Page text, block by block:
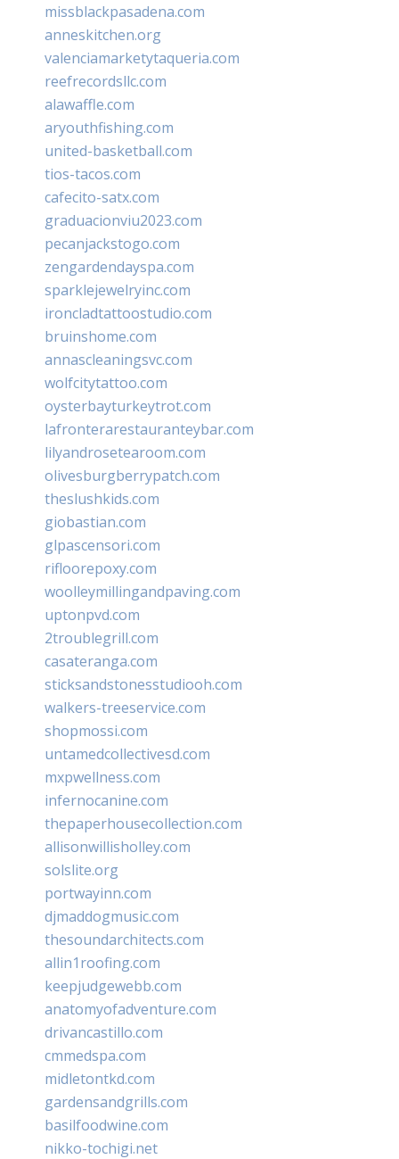
missblackpasadena.com
anneskitchen.org
valenciamarketytaqueria.com
reefrecordsllc.com
alawaffle.com
aryouthfishing.com
united-basketball.com
tios-tacos.com
cafecito-satx.com
graduacionviu2023.com
pecanjackstogo.com
zengardendayspa.com
sparklejewelryinc.com
ironcladtattoostudio.com
bruinshome.com
annascleaningsvc.com
wolfcitytattoo.com
oysterbayturkeytrot.com
lafronterarestauranteybar.com
lilyandrosetearoom.com
olivesburgberrypatch.com
theslushkids.com
giobastian.com
glpascensori.com
rifloorepoxy.com
woolleymillingandpaving.com
uptonpvd.com
2troublegrill.com
casateranga.com
sticksandstonesstudiooh.com
walkers-treeservice.com
shopmossi.com
untamedcollectivesd.com
mxpwellness.com
infernocanine.com
thepaperhousecollection.com
allisonwillisholley.com
solslite.org
portwayinn.com
djmaddogmusic.com
thesoundarchitects.com
allin1roofing.com
keepjudgewebb.com
anatomyofadventure.com
drivancastillo.com
cmmedspa.com
midletontkd.com
gardensandgrills.com
basilfoodwine.com
nikko-tochigi.net